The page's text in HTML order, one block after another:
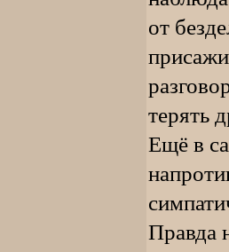
от
терять
Ещё в
Правда